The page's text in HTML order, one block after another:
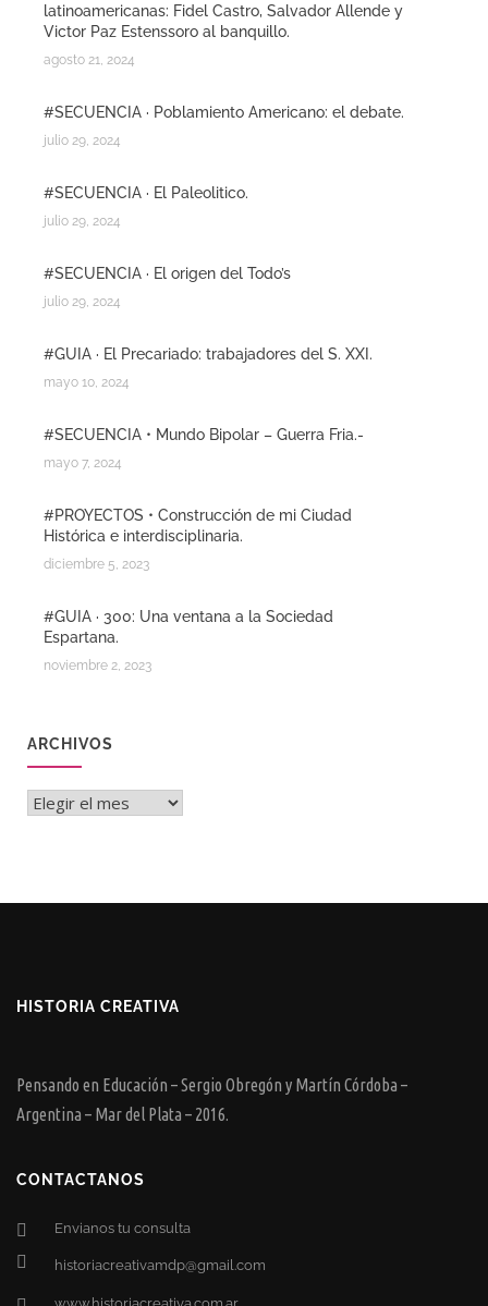
latinoamericanas: Fidel Castro, Salvador Allende y
Victor Paz Estenssoro al banquillo.
agosto 21, 2024
#SECUENCIA · Poblamiento Americano: el debate.
julio 29, 2024
#SECUENCIA · El Paleolitico.
julio 29, 2024
#SECUENCIA · El origen del Todo’s
julio 29, 2024
#GUIA · El Precariado: trabajadores del S. XXI.
mayo 10, 2024
#SECUENCIA • Mundo Bipolar – Guerra Fria.-
mayo 7, 2024
#PROYECTOS • Construcción de mi Ciudad
Histórica e interdisciplinaria.
diciembre 5, 2023
#GUIA · 300: Una ventana a la Sociedad
Espartana.
noviembre 2, 2023
ARCHIVOS
Archivos
HISTORIA CREATIVA
Pensando en Educación – Sergio Obregón y Martín Córdoba –
Argentina – Mar del Plata – 2016.
CONTACTANOS
Envianos tu consulta
historiacreativamdp@gmail.com